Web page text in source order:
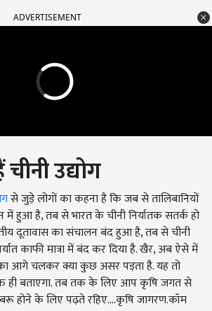
ADVERTISEMENT
उद्योग
से जुड़े लोगों का कहना है कि जब से तालिबानियों
में हुआ है, तब से भारत के चीनी निर्यातक सतर्क हो
दूतावास का संचालन बंद हुआ है, तब से चीनी
काफी मात्रा में बंद कर दिया है. खैर, अब ऐसे में
आगे चलकर क्या कुछ असर पड़ता है. यह तो
ही बताएगा. तब तक के लिए आप कृषि जगत से
होने के लिए पढ़ते रहिए....कृषि जागरण.कॉम